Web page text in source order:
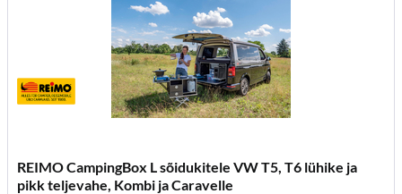
REIMO CampingBox L sõidukitele VW T5, T6 lühike ja
pikk teljevahe, Kombi ja Caravelle